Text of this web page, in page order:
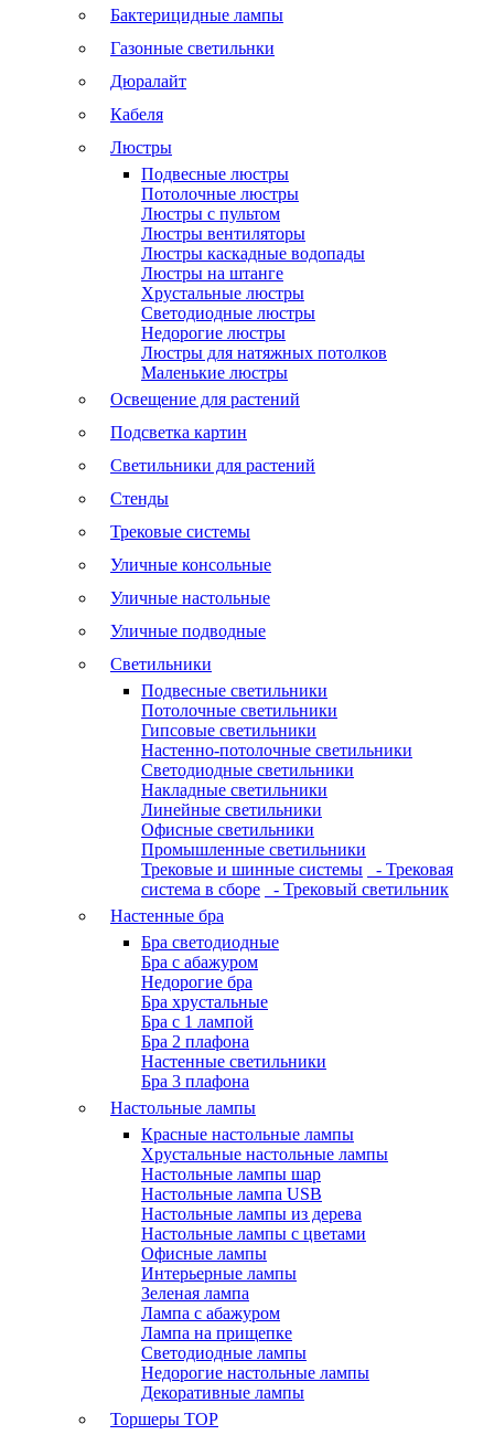
Бактерицидные лампы
Газонные светильнки
Дюралайт
Кабеля
Люстры
Подвесные люстры
Потолочные люстры
Люстры с пультом
Люстры вентиляторы
Люстры каскадные водопады
Люстры на штанге
Хрустальные люстры
Светодиодные люстры
Недорогие люстры
Люстры для натяжных потолков
Маленькие люстры
Освещение для растений
Подсветка картин
Светильники для растений
Стенды
Трековые системы
Уличные консольные
Уличные настольные
Уличные подводные
Светильники
Подвесные светильники
Потолочные светильники
Гипсовые светильники
Настенно-потолочные светильники
Светодиодные светильники
Накладные светильники
Линейные светильники
Офисные светильники
Промышленные светильники
Трековые и шинные системы
- Трековая
система в сборе
- Трековый светильник
Настенные бра
Бра светодиодные
Бра с абажуром
Недорогие бра
Бра хрустальные
Бра с 1 лампой
Бра 2 плафона
Настенные светильники
Бра 3 плафона
Настольные лампы
Красные настольные лампы
Хрустальные настольные лампы
Настольные лампы шар
Настольные лампа USB
Настольные лампы из дерева
Настольные лампы с цветами
Офисные лампы
Интерьерные лампы
Зеленая лампа
Лампа с абажуром
Лампа на прищепке
Светодиодные лампы
Недорогие настольные лампы
Декоративные лампы
Торшеры TOP